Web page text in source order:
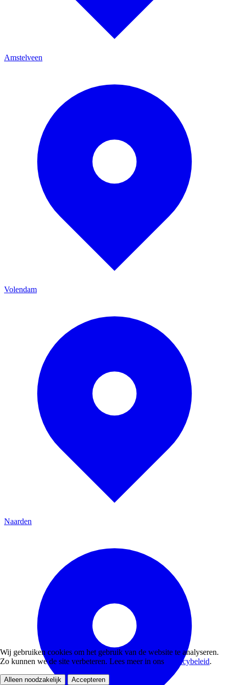
Amstelveen
Volendam
Naarden
Wij gebruiken cookies om het gebruik van de website te analyseren.
Zo kunnen we de site verbeteren. Lees meer in ons
privacybeleid.
Alleen noodzakelijk Accepteren